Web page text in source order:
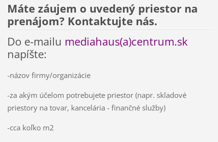
Máte záujem o uvedený priestor na
prenájom? Kontaktujte nás.
Do e-mailu mediahaus(a)centrum.sk
napíšte:
-názov firmy/organizácie
-za akým účelom potrebujete priestor (napr. skladové
priestory na tovar, kancelária - finančné služby)
-cca koľko m2